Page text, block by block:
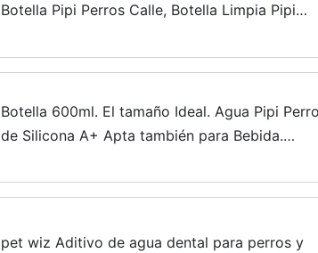
Botella Pipi Perros Calle, Botella Limpia Pipi
Accesorios...
Botella 600ml. El tamaño Ideal. Agua Pipi
de Silicona A+ Apta también para Bebida.
Accesorios para Perros....
pet wiz Aditivo de agua dental para perros y